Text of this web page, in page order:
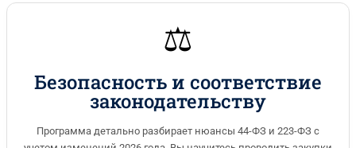
⚖️
Безопасность и соответствие
законодательству
Программа детально разбирает нюансы 44-ФЗ и 223-ФЗ с